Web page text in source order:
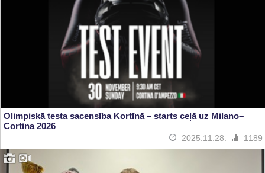
Olimpiskā testa sacensība Kortīnā – starts ceļā uz Milano–
Cortina 2026
2025.11.28. 1189